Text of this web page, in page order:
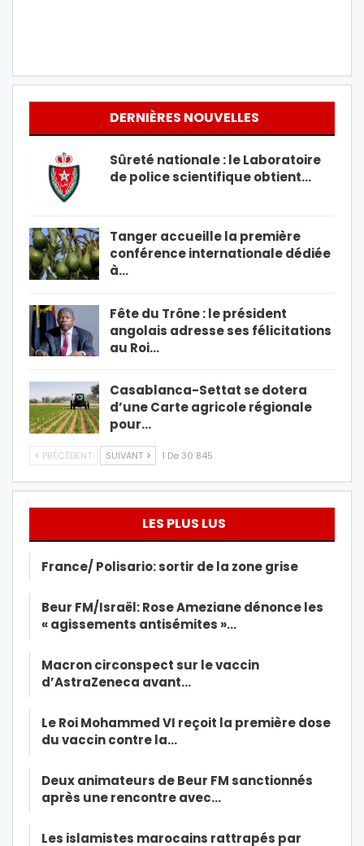
DERNIÈRES NOUVELLES
Sûreté nationale : le Laboratoire
de police scientifique obtient…
Tanger accueille la première
conférence internationale dédiée
à…
Fête du Trône : le président
angolais adresse ses félicitations
au Roi…
Casablanca-Settat se dotera
d’une Carte agricole régionale
pour…
PRÉCÉDENT SUIVANT 1 De 30 845
LES PLUS LUS
France/ Polisario: sortir de la zone grise
Beur FM/Israël: Rose Ameziane dénonce les
« agissements antisémites »…
Macron circonspect sur le vaccin
d’AstraZeneca avant…
Le Roi Mohammed VI reçoit la première dose
du vaccin contre la…
Deux animateurs de Beur FM sanctionnés
après une rencontre avec…
Les islamistes marocains rattrapés par